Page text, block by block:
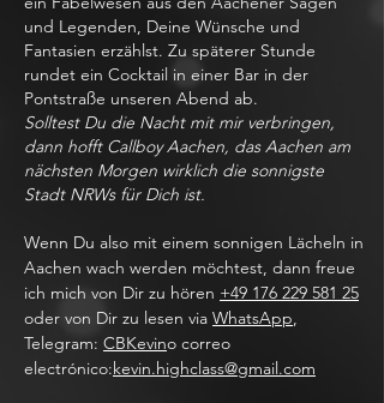
und Legenden, Deine Wünsche und
Fantasien erzählst. Zu späterer Stunde
rundet ein Cocktail in einer Bar in der
Pontstraße unseren Abend ab.
Solltest Du die Nacht mit mir verbringen,
dann hofft Callboy Aachen, das Aachen am
nächsten Morgen wirklich die sonnigste
Stadt NRWs für Dich ist.
Wenn Du also mit einem sonnigen Lächeln in
Aachen wach werden möchtest, dann freue
ich mich von Dir zu hören +49 176 229 581 25
oder von Dir zu lesen via WhatsApp,
Telegram: CBKevino correo
electrónico:kevin.highclass@gmail.com